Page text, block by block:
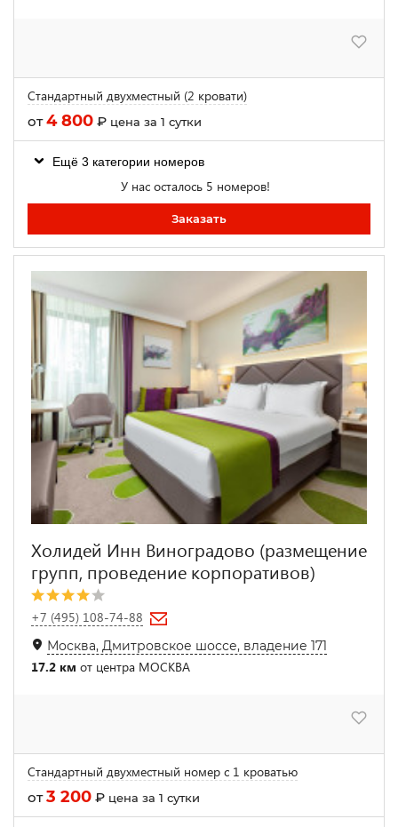
Стандартный двухместный (2 кровати)
от4 800 ₽ цена за 1 сутки
Ещё 3 категории номеров
У нас осталось 5 номеров!
Заказать
Холидей Инн Виноградово (размещение
групп, проведение корпоративов)
+7 (495) 108-74-88
Москва, Дмитровское шоссе, владение 171
17.2 км от центра МОСКВА
Стандартный двухместный номер с 1 кроватью
от3 200 ₽ цена за 1 сутки